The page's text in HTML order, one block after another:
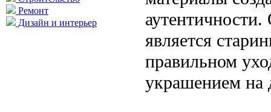
Ремонт
Дизайн и интерьер
является
правильном
украшением на